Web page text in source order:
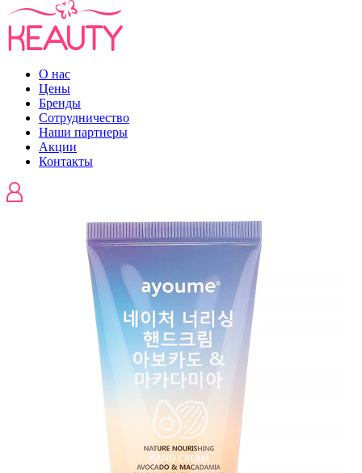
О нас
Цены
Бренды
Сотрудничество
Наши партнеры
Акции
Контакты